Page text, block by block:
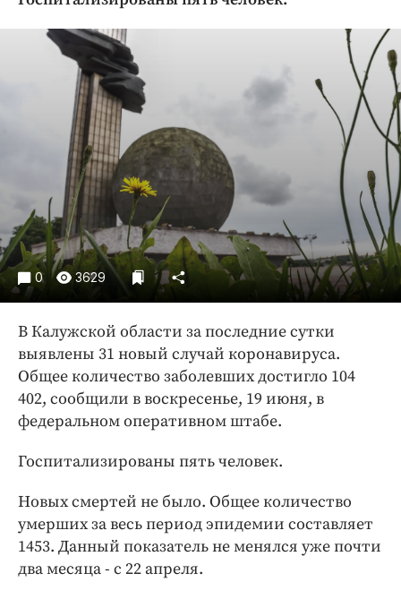
Криминал
Культура
Недвижимость и ЖКХ
Образование
Общество
Погода
Праздники
Происшествия
Спорт
Экономика и бизнес
ПРОЕКТЫ
Блоги
Издания
Медиаперсона
Интересное чтиво
Клиника года
Бренд года
0 3629
В Калужской области за последние сутки
выявлены 31 новый случай коронавируса.
Общее количество заболевших достигло 104
402, сообщили в воскресенье, 19 июня, в
федеральном оперативном штабе.
Госпитализированы пять человек.
Новых смертей не было. Общее количество
умерших за весь период эпидемии составляет
1453. Данный показатель не менялся уже почти
два месяца - с 22 апреля.